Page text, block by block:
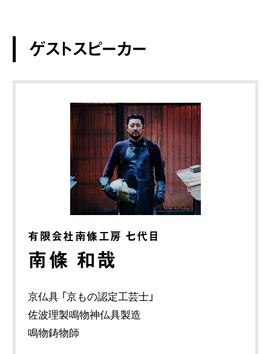
ゲストスピーカー
有限会社南條工房 七代目
南條 和哉
京仏具 「京もの認定工芸士」
佐波理製鳴物神仏具製造
鳴物鋳物師